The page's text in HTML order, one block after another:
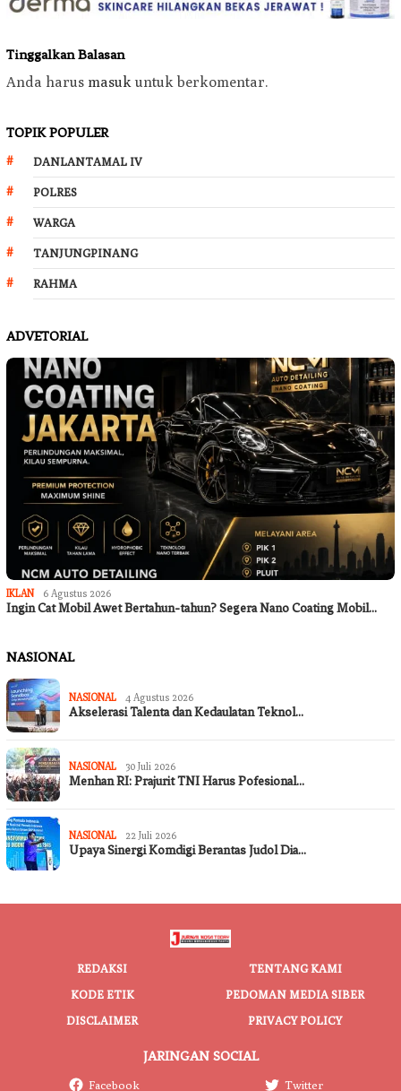
Tinggalkan Balasan
Anda harus masuk untuk berkomentar.
TOPIK POPULER
DANLANTAMAL IV
POLRES
WARGA
TANJUNGPINANG
RAHMA
ADVETORIAL
IKLAN 6 Agustus 2026
Ingin Cat Mobil Awet Bertahun-tahun? Segera Nano Coating Mobil…
NASIONAL
NASIONAL 4 Agustus 2026
Akselerasi Talenta dan Kedaulatan Teknol…
NASIONAL 30 Juli 2026
Menhan RI: Prajurit TNI Harus Pofesional…
NASIONAL 22 Juli 2026
Upaya Sinergi Komdigi Berantas Judol Dia…
REDAKSI
TENTANG KAMI
KODE ETIK
PEDOMAN MEDIA SIBER
DISCLAIMER
PRIVACY POLICY
JARINGAN SOCIAL
Facebook Twitter